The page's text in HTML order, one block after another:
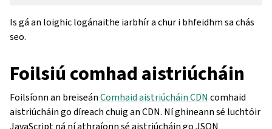
Is gá an loighic logánaithe iarbhír a chur i bhfeidhm sa chás
seo.
Foilsiú comhad aistriúcháin
Foilsíonn an breiseánComhaid aistriúcháin CDN comhaid
aistriúcháin go díreach chuig an CDN. Ní ghineann sé luchtóir